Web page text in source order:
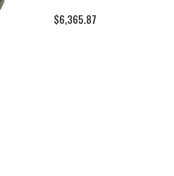
$6,365.87